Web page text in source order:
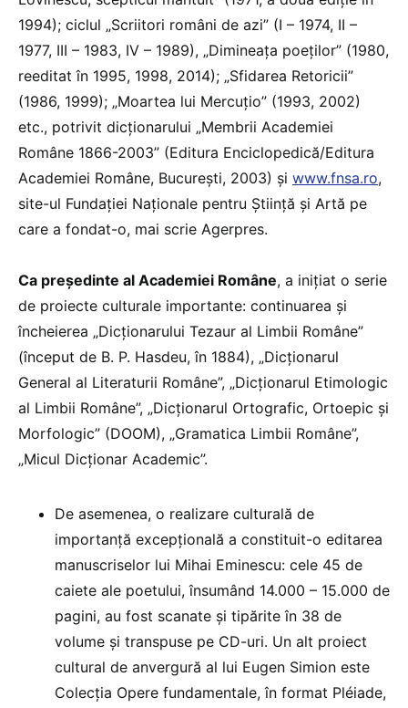
1994); ciclul „Scriitori români de azi” (I – 1974, II –
1977, III – 1983, IV – 1989), „Dimineaţa poeţilor” (1980,
reeditat în 1995, 1998, 2014); „Sfidarea Retoricii”
(1986, 1999); „Moartea lui Mercuţio” (1993, 2002)
etc., potrivit dicționarului „Membrii Academiei
Române 1866-2003” (Editura Enciclopedică/Editura
Academiei Române, Bucureşti, 2003) şi www.fnsa.ro,
site-ul Fundației Naționale pentru Știință și Artă pe
care a fondat-o, mai scrie Agerpres.
Ca preşedinte al Academiei Române, a iniţiat o serie
de proiecte culturale importante: continuarea şi
încheierea „Dicţionarului Tezaur al Limbii Române”
(început de B. P. Hasdeu, în 1884), „Dicţionarul
General al Literaturii Române”, „Dicţionarul Etimologic
al Limbii Române”, „Dicţionarul Ortografic, Ortoepic şi
Morfologic” (DOOM), „Gramatica Limbii Române”,
„Micul Dicţionar Academic”.
De asemenea, o realizare culturală de
importanţă excepţională a constituit-o editarea
manuscriselor lui Mihai Eminescu: cele 45 de
caiete ale poetului, însumând 14.000 – 15.000 de
pagini, au fost scanate şi tipărite în 38 de
volume şi transpuse pe CD-uri. Un alt proiect
cultural de anvergură al lui Eugen Simion este
Colecţia Opere fundamentale, în format Pléiade,